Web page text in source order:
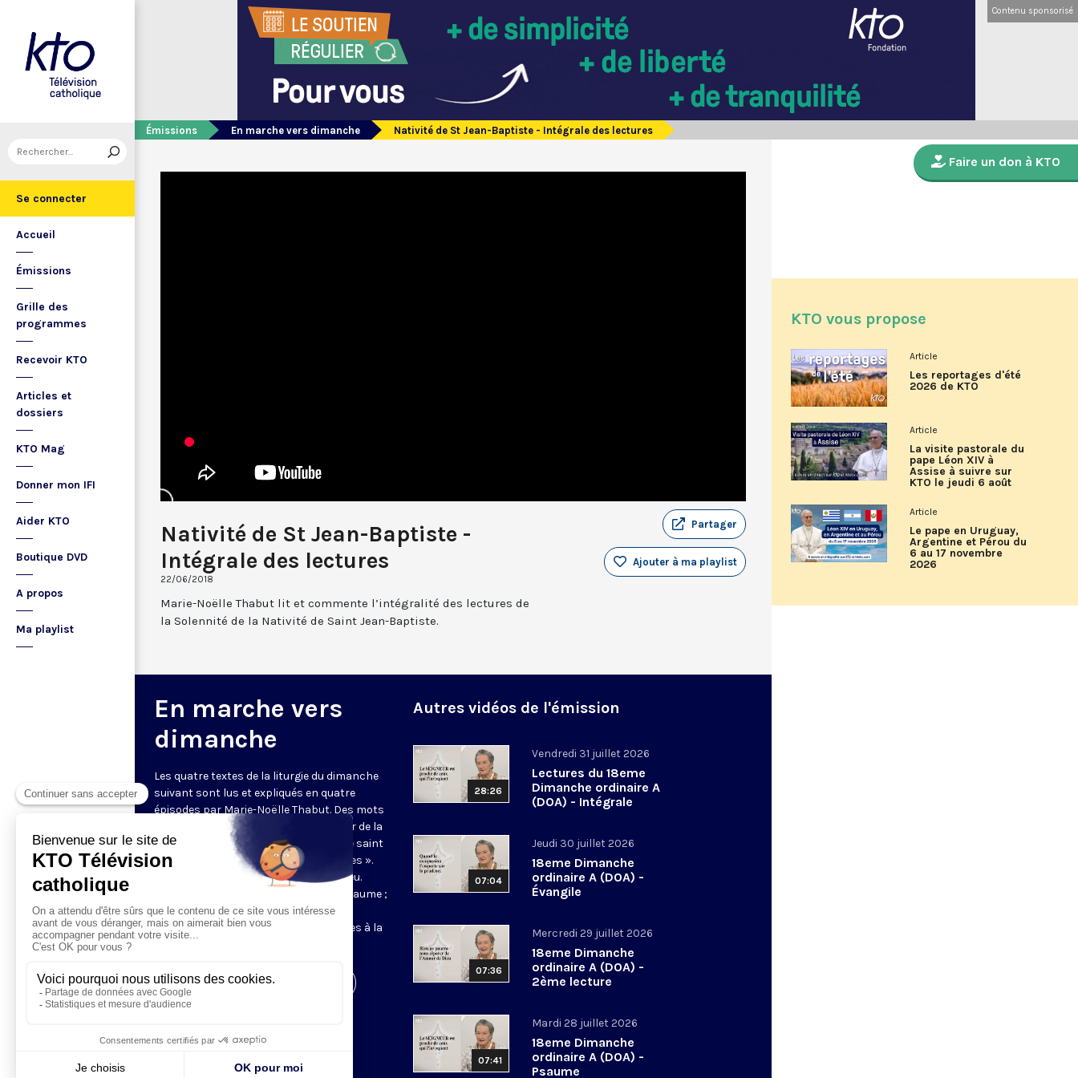
Se connecter
Accueil
Émissions
Grille des
programmes
Recevoir KTO
Articles et
dossiers
KTO Mag
Donner mon IFI
Aider KTO
Boutique DVD
A propos
Ma playlist
Contenu sponsorisé
Émissions En marche vers dimanche Nativité de St Jean-Baptiste - Intégrale des lectures
Nativité de St Jean-Baptiste -
Intégrale des lectures
22/06/2018
Partager
Ajouter à ma playlist
Marie-Noëlle Thabut lit et commente l’intégralité des lectures de
la Solennité de la Nativité de Saint Jean-Baptiste.
En marche vers
dimanche
Les quatre textes de la liturgie du dimanche
suivant sont lus et expliqués en quatre
épisodes par Marie-Noëlle Thabut. Des mots
simples et lumineux pour aller au cœur de la
Révélation biblique, entrer dans ce que saint
Luc appelle « l’intelligence des Écritures ».
Chaque jour, vivez avec la Parole de Dieu.
Lundi, la première lecture ; mardi, le psaume ;
mercredi, la deuxième lecture ; jeudi,
l’Évangile ; vendredi, les quatre épisodes à la
Visiter la page de l'émission
Autres vidéos de l'émission
28:26
Vendredi 31 juillet 2026
Lectures du 18eme
Dimanche ordinaire A
(DOA) - Intégrale
07:04
Jeudi 30 juillet 2026
18eme Dimanche
ordinaire A (DOA) -
Évangile
07:36
Mercredi 29 juillet 2026
18eme Dimanche
ordinaire A (DOA) -
2ème lecture
07:41
Mardi 28 juillet 2026
18eme Dimanche
ordinaire A (DOA) -
Psaume
Faire un don à KTO
KTO vous propose
Article
Les reportages d'été
2026 de KTO
Article
La visite pastorale du
pape Léon XIV à
Assise à suivre sur
KTO le jeudi 6 août
Article
Le pape en Uruguay,
Argentine et Pérou du
6 au 17 novembre
2026